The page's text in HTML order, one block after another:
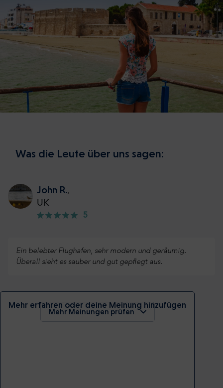
Was die Leute über uns sagen:
John R.,
UK
5
Ein belebter Flughafen, sehr modern und geräumig.
Überall sieht es sauber und gut gepflegt aus.
Mehr erfahren oder deine Meinung hinzufügen
Mehr Meinungen prüfen